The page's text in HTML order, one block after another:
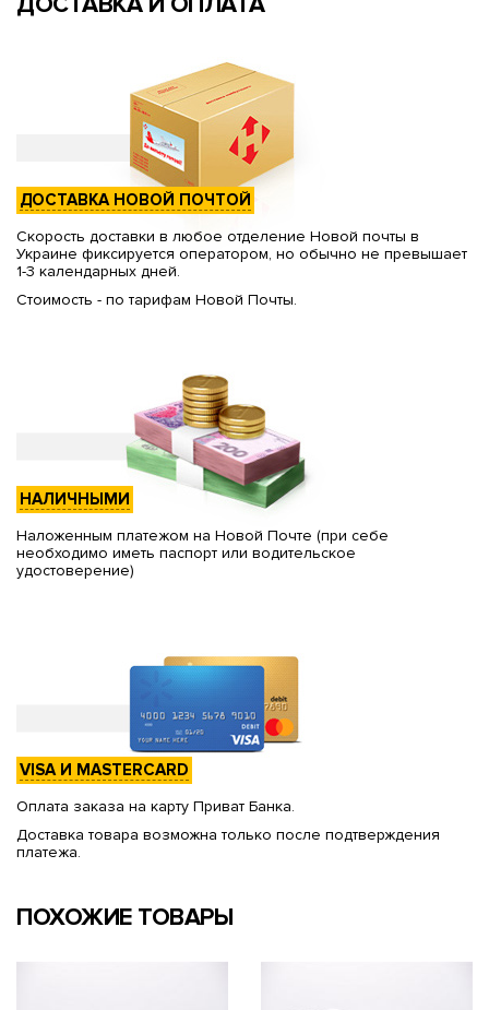
ДОСТАВКА НОВОЙ ПОЧТОЙ
Скорость доставки в любое отделение Новой почты в
Украине фиксируется оператором, но обычно не превышает
1-3 календарных дней.
Стоимость - по тарифам Новой Почты.
НАЛИЧНЫМИ
Наложенным платежом на Новой Почте (при себе
необходимо иметь паспорт или водительское
удостоверение)
VISA И MASTERCARD
Оплата заказа на карту Приват Банка.
Доставка товара возможна только после подтверждения
платежа.
ПОХОЖИЕ ТОВАРЫ